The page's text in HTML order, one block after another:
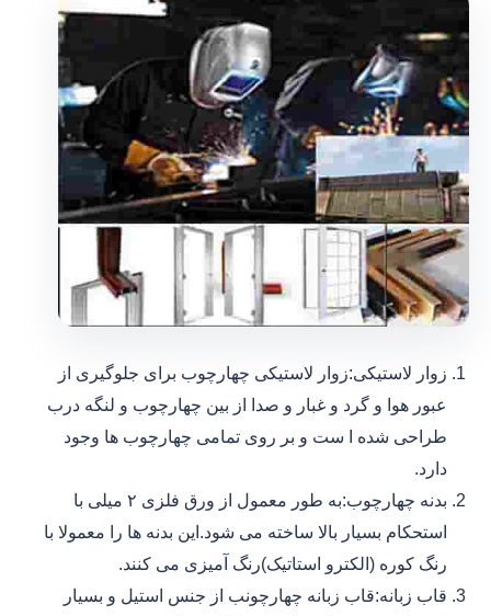
زوار لاستیکی:زوار لاستیکی چهارچوب برای جلوگیری از
عبور هوا و گرد و غبار و صدا از بین چهارچوب و لنگه درب
طراحی شده ا ست و بر روی تمامی چهارچوب ها وجود
دارد.
بدنه چهارچوب:به طور معمول از ورق فلزی ۲ میلی با
استحکام بسیار بالا ساخته می شود.این بدنه ها را معمولا با
رنگ کوره (الکترو استاتیک)رنگ آمیزی می کنند.
قاب زبانه:قاب زبانه چهارچونب از جنس استیل و بسیار